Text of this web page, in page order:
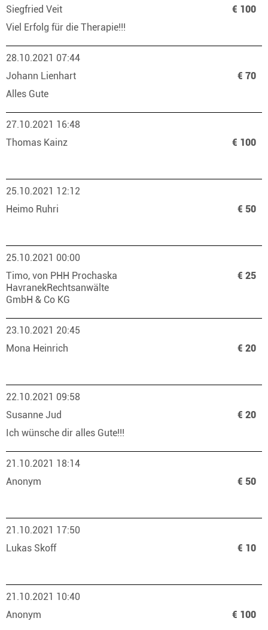
Siegfried Veit
€ 100
Viel Erfolg für die Therapie!!!
28.10.2021 07:44
Johann Lienhart
€ 70
Alles Gute
27.10.2021 16:48
Thomas Kainz
€ 100
25.10.2021 12:12
Heimo Ruhri
€ 50
25.10.2021 00:00
Timo, von PHH Prochaska
HavranekRechtsanwälte
GmbH & Co KG
€ 25
23.10.2021 20:45
Mona Heinrich
€ 20
22.10.2021 09:58
Susanne Jud
€ 20
Ich wünsche dir alles Gute!!!
21.10.2021 18:14
Anonym
€ 50
21.10.2021 17:50
Lukas Skoff
€ 10
21.10.2021 10:40
Anonym
€ 100